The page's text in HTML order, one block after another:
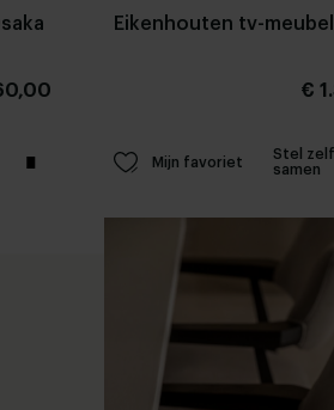
Eikenhouten tv-
€
Mijn favoriet
Stel zelf
samen